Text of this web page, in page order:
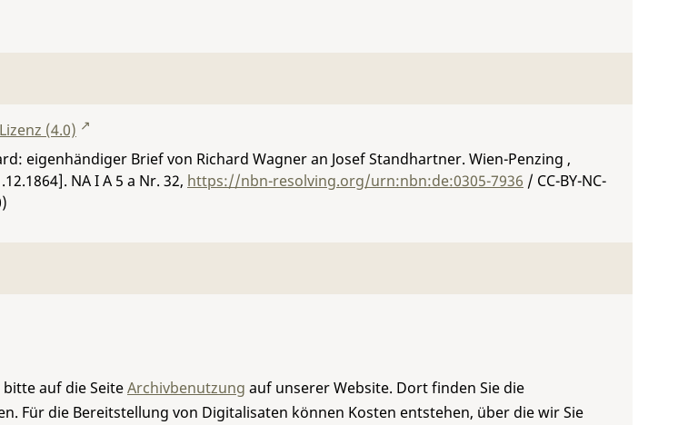
(4.0)
eigenhändiger Brief von Richard Wagner an Josef Standhartner. Wien-Penzing ,
NA I A 5 a Nr. 32, https://nbn-resolving.org/urn:nbn:de:0305-7936 / CC-BY-NC-
auf die SeiteArchivbenutzung auf unserer Website. Dort finden Sie die
Für die Bereitstellung von Digitalisaten können Kosten entstehen, über die wir Sie